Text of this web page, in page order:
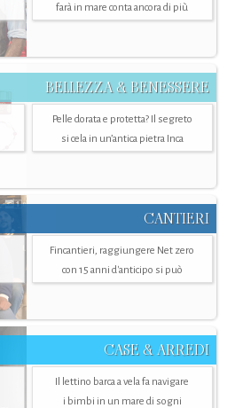
farà in mare conta ancora di più
BELLEZZA & BENESSERE
Pelle dorata e protetta? Il segreto
si cela in un’antica pietra Inca
CANTIERI
Fincantieri, raggiungere Net zero
con 15 anni d'anticipo si può
CASE & ARREDI
Il lettino barca a vela fa navigare
i bimbi in un mare di sogni